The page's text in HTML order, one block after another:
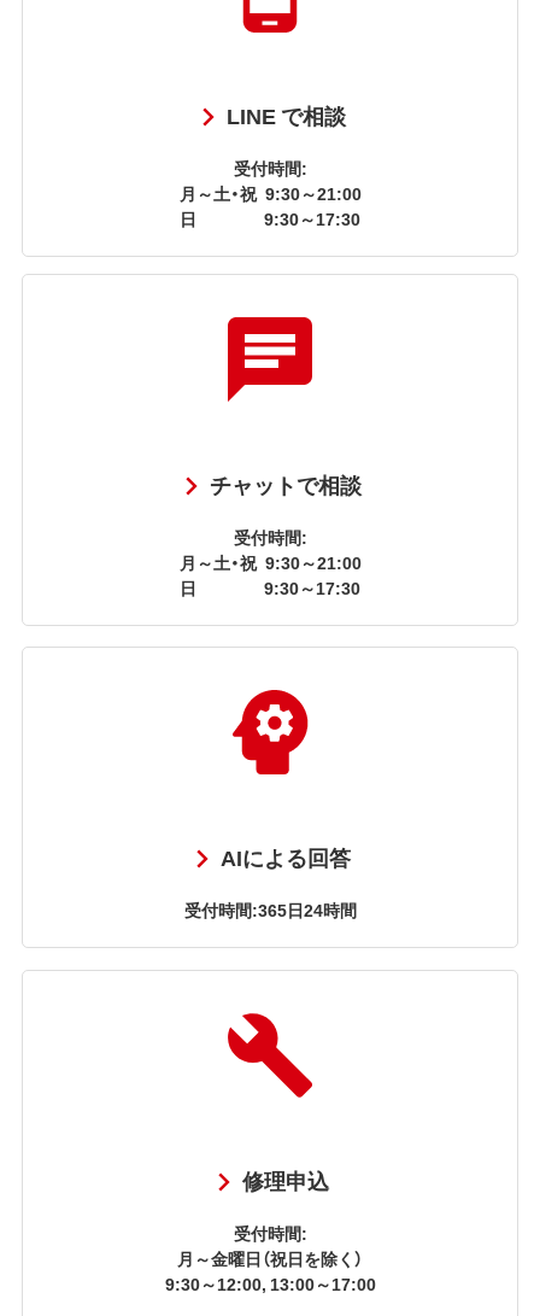
LINE で相談
受付時間:
月～土・祝 9:30～21:00
日
9:30～17:30
チャットで相談
受付時間:
月～土・祝 9:30～21:00
日
9:30～17:30
AIによる回答
受付時間:365日24時間
修理申込
受付時間:
月～金曜日（祝日を除く）
9:30～12:00, 13:00～17:00